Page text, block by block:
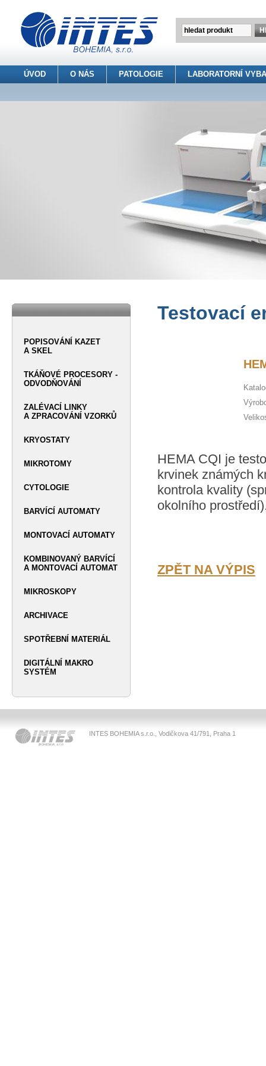
ÚVOD O NÁS PATOLOGIE LABORATORNÍ
Testovací
HEMA CQI je
krvinek známých
kontrola kvality
okolního
ZPĚT NA VÝPIS
POPISOVÁNÍ KAZET
A SKEL
TKÁŇOVÉ PROCESORY -
ODVODŇOVÁNÍ
ZALÉVACÍ LINKY
A ZPRACOVÁNÍ VZORKŮ
KRYOSTATY
MIKROTOMY
CYTOLOGIE
BARVÍCÍ AUTOMATY
MONTOVACÍ AUTOMATY
KOMBINOVANÝ BARVÍCÍ
A MONTOVACÍ AUTOMAT
MIKROSKOPY
ARCHIVACE
SPOTŘEBNÍ MATERIÁL
DIGITÁLNÍ MAKRO
SYSTÉM
INTES BOHEMIA s.r.o., Vodičkova 41/791, Praha 1